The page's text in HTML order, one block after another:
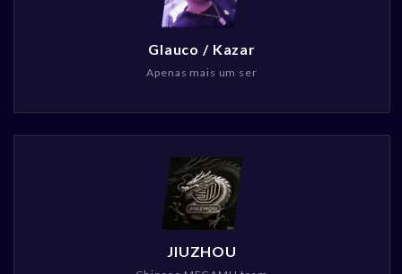
Glauco / Kazar
Apenas mais um ser
JIUZHOU